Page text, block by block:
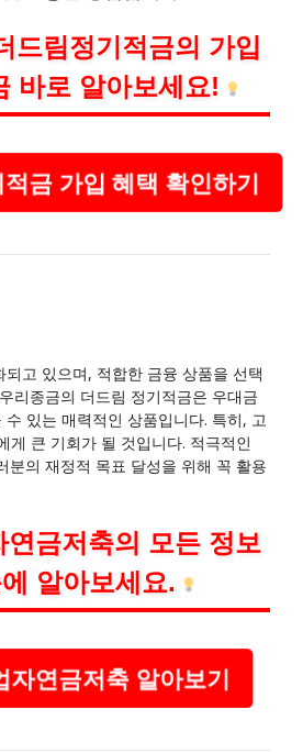
드림정기적금의 가입
바로 알아보세요!
금 가입 혜택 확인하기
고 있으며, 적합한 금융 상품을 선택
리종금의 더드림 정기적금은 우대금
있는 매력적인 상품입니다. 특히, 고
게 큰 기회가 될 것입니다. 적극적인
분의 재정적 목표 달성을 위해 꼭 활용
연금저축의 모든 정보
알아보세요.
자연금저축 알아보기